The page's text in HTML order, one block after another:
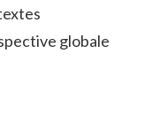
globale